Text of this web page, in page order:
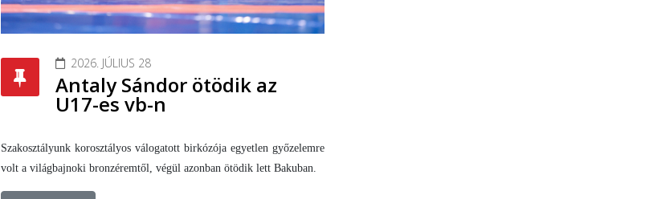
2026. JÚLIUS 28
Antaly Sándor ötödik az
U17-es vb-n
Szakosztályunk korosztályos válogatott birkózója egyetlen győzelemre
volt a világbajnoki bronzéremtől, végül azonban ötödik lett Bakuban.